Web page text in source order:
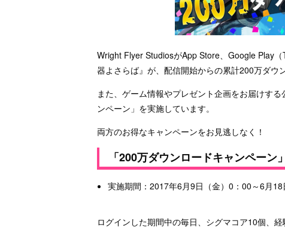
Wright Flyer StudiosがApp Store、Google Play
器よさらば』が、配信開始からの累計200万ダウ
また、ゲーム情報やプレゼント企画をお届けす
ンペーン」を実施しています。
両方のお得なキャンペーンをお見逃しなく！
「200万ダウンロードキャンペーン
実施期間：2017年6月9日（金）0：00～6月
ログインした期間中の毎日、シグマコア10個、